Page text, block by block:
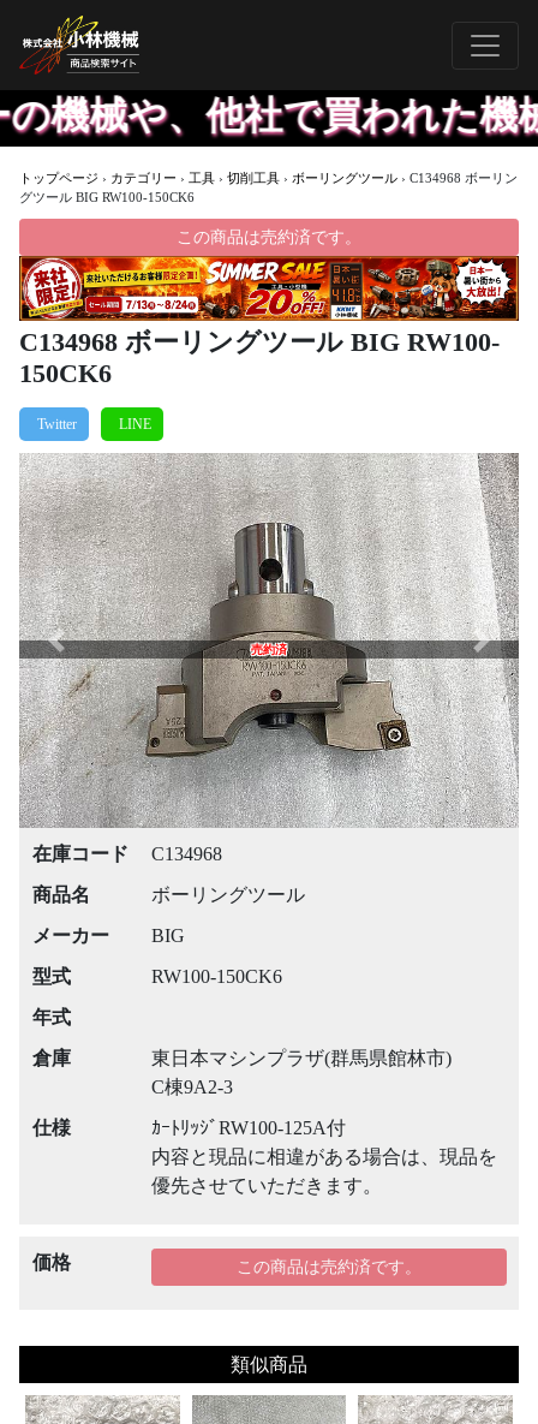
他社で買われた機械で
トップページ › カテゴリー › 工具 › 切削工具 › ボーリングツール › C134968 ボーリン
グツール BIG RW100-150CK6
この商品は売約済です。
C134968 ボーリングツール BIG RW100-
150CK6
売約済
Previous Next
在庫コード
C134968
商品名
ボーリングツール
メーカー
BIG
型式
RW100-150CK6
年式
倉庫
東日本マシンプラザ(群馬県館林市)
C棟9A2-3
仕様
ｶｰﾄﾘｯｼﾞRW100-125A付
内容と現品に相違がある場合は、現品を
優先させていただきます。
価格 この商品は売約済です。
類似商品